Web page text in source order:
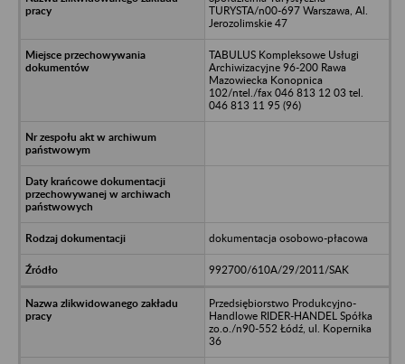
TURYSTA/n00-697 Warszawa, Al.
Jerozolimskie 47
TABULUS Kompleksowe Usługi
Archiwizacyjne 96-200 Rawa
Mazowiecka Konopnica
102/ntel./fax 046 813 12 03 tel.
046 813 11 95 (96)
dokumentacja osobowo-płacowa
992700/610A/29/2011/SAK
Przedsiębiorstwo Produkcyjno-
Handlowe RIDER-HANDEL Spółka
zo.o./n90-552 Łódź, ul. Kopernika
36